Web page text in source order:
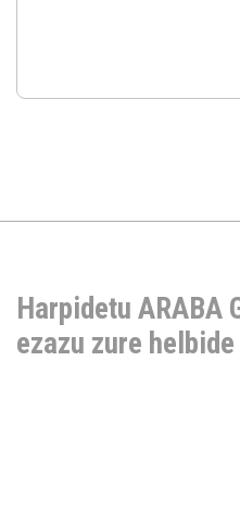
Harpidetu ARABA
ezazu zure